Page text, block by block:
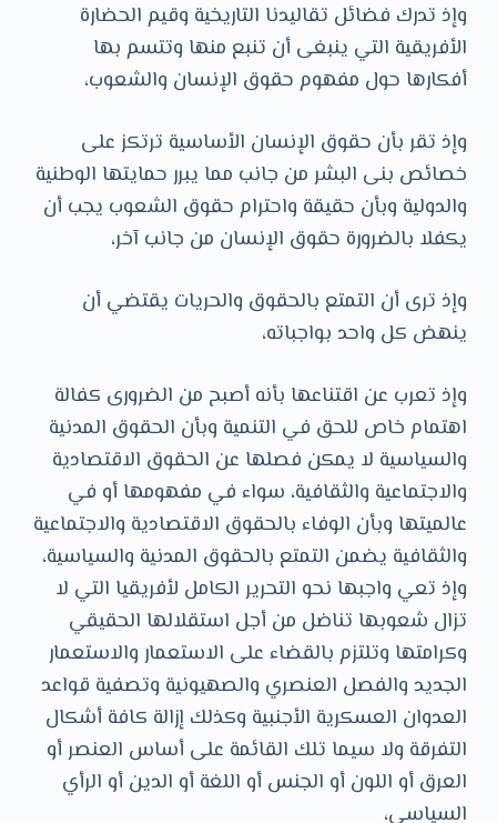
وإذ تدرك فضائل تقاليدنا التاريخية وقيم الحضارة
الأفريقية التي ينبغى أن تنبع منها وتتسم بها
أفكارها حول مفهوم حقوق الإنسان والشعوب،
وإذ تقر بأن حقوق الإنسان الأساسية ترتكز على
خصائص بنى البشر من جانب مما يبرر حمايتها الوطنية
والدولية وبأن حقيقة واحترام حقوق الشعوب يجب أن
يكفلا بالضرورة حقوق الإنسان من جانب آخر،
وإذ ترى أن التمتع بالحقوق والحريات يقتضي أن
ينهض كل واحد بواجباته،
وإذ تعرب عن اقتناعها بأنه أصبح من الضرورى كفالة
اهتمام خاص للحق في التنمية وبأن الحقوق المدنية
والسياسية لا يمكن فصلها عن الحقوق الاقتصادية
والاجتماعية والثقافية، سواء في مفهومها أو في
عالميتها وبأن الوفاء بالحقوق الاقتصادية والاجتماعية
والثقافية يضمن التمتع بالحقوق المدنية والسياسية،
وإذ تعي واجبها نحو التحرير الكامل لأفريقيا التي لا
تزال شعوبها تناضل من أجل استقلالها الحقيقي
وكرامتها وتلتزم بالقضاء على الاستعمار والاستعمار
الجديد والفصل العنصري والصهيونية وتصفية قواعد
العدوان العسكرية الأجنبية وكذلك إزالة كافة أشكال
التفرقة ولا سيما تلك القائمة على أساس العنصر أو
العرق أو اللون أو الجنس أو اللغة أو الدين أو الرأي
السياسي،